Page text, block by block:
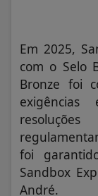
Em 2025,
com o Selo
Bronze foi
exigências
foi
Sandbox
André.